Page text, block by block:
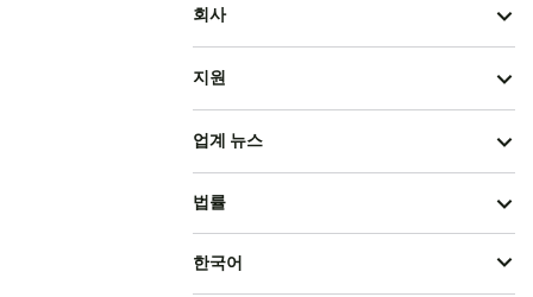
회사
지원
업계 뉴스
법률
한국어